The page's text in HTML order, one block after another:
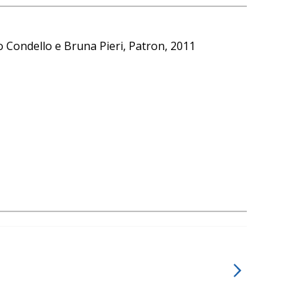
e Bruna Pieri, Patron, 2011